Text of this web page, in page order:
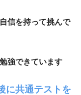
信を持って挑んで
強できています
に共通テストを